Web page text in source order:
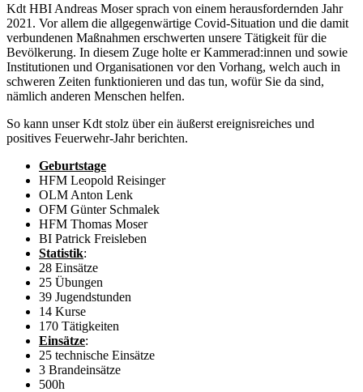
Kdt HBI Andreas Moser sprach von einem herausfordernden Jahr
2021. Vor allem die allgegenwärtige Covid-Situation und die damit
verbundenen Maßnahmen erschwerten unsere Tätigkeit für die
Bevölkerung. In diesem Zuge holte er Kammerad:innen und sowie
Institutionen und Organisationen vor den Vorhang, welch auch in
schweren Zeiten funktionieren und das tun, wofür Sie da sind,
nämlich anderen Menschen helfen.
So kann unser Kdt stolz über ein äußerst ereignisreiches und
positives Feuerwehr-Jahr berichten.
Geburtstage
HFM Leopold Reisinger
OLM Anton Lenk
OFM Günter Schmalek
HFM Thomas Moser
BI Patrick Freisleben
Statistik:
28 Einsätze
25 Übungen
39 Jugendstunden
14 Kurse
170 Tätigkeiten
Einsätze:
25 technische Einsätze
3 Brandeinsätze
500h